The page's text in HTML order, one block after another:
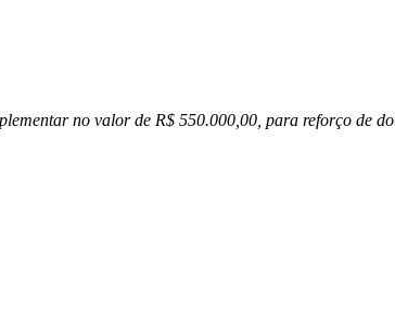
no valor de R$ 550.000,00, para reforço de